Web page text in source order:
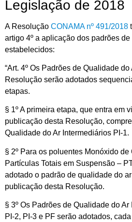
Legislação de 2018
A Resolução CONAMA nº 491/2018
artigo 4º a aplicação dos padrões
estabelecidos:
“Art. 4º Os Padrões de Qualidade
Resolução serão adotados
etapas.
§ 1º A primeira etapa, que entra em
publicação desta Resolução,
Qualidade do Ar Intermediários PI-1.
§ 2º Para os poluentes Monóxido de
Partículas Totais em Suspensão –
adotado o padrão de qualidade do
publicação desta Resolução.
§ 3º Os Padrões de Qualidade do
PI-2, PI-3 e PF serão adotados,